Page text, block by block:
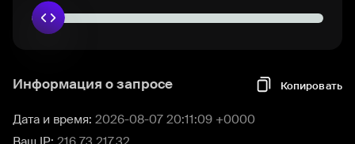
Информация о запросе Копировать
Дата и время: 2026-08-07 20:11:09 +0000